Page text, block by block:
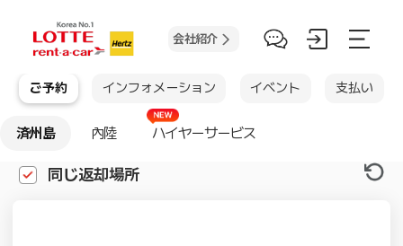
会社紹介
ご予約 インフォメーション イベント 支払い
済州島 內陸 ハイヤーサービス
同じ返却場所